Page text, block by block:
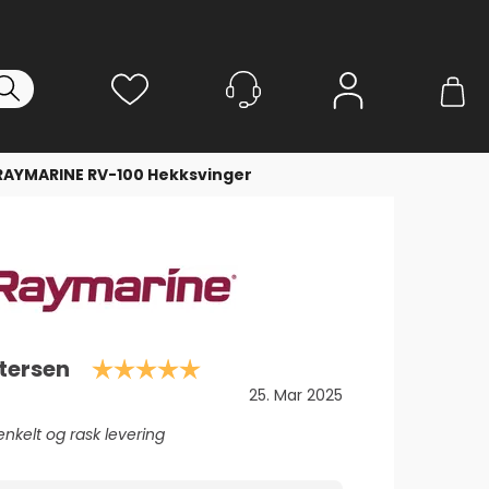
RV-100 Hekksvinger
Karakter: 5.0 av 5 mulige
Dato:
25. Mar 2025
og rask levering